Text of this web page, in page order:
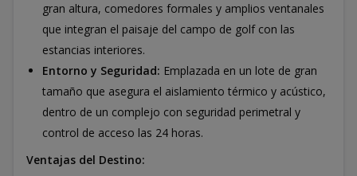
gran altura, comedores formales y amplios ventanales
que integran el paisaje del campo de golf con las
estancias interiores.
Entorno y Seguridad: Emplazada en un lote de gran
tamaño que asegura el aislamiento térmico y acústico,
dentro de un complejo con seguridad perimetral y
control de acceso las 24 horas.
Ventajas del Destino: